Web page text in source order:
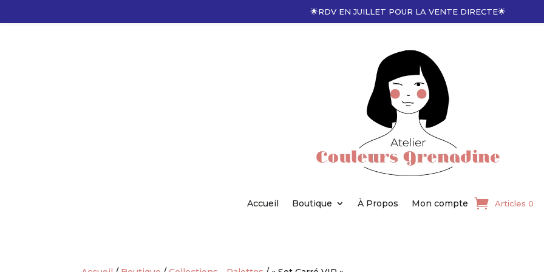
Accueil Boutique À Propos Mon compte Articles 0
🌟RDV EN JUILLET POUR LA VENTE DIRECTE🌟